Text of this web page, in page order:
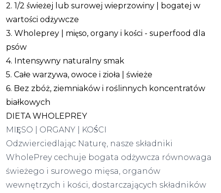
2. 1/2 świeżej lub surowej wieprzowiny | bogatej w
wartości odżywcze
3. Wholeprey | mięso, organy i kości - superfood dla
psów
4. Intensywny naturalny smak
5. Całe warzywa, owoce i zioła | świeże
6. Bez zbóż, ziemniaków i roślinnych koncentratów
białkowych
DIETA WHOLEPREY
MIĘSO | ORGANY | KOŚCI
Odzwierciedlając Naturę, nasze składniki
WholePrey cechuje bogata odżywcza równowaga
świeżego i surowego mięsa, organów
wewnętrzych i kości, dostarczających składników